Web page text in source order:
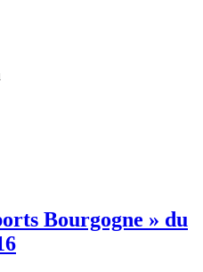
Bourgogne » du